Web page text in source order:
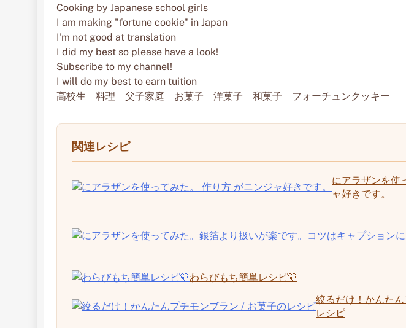
Cooking by Japanese school girls
I am making "fortune cookie" in Japan
I'm not good at translation
I did my best so please have a look!
Subscribe to my channel!
I will do my best to earn tuition
高校生 料理 父子家庭 お菓子 洋菓子 和菓子 フォーチュンクッキー
関連レシピ
にアラザンを使
ャ好きです。
わらびもち簡単レシピ💛
絞るだけ！かんた
レシピ